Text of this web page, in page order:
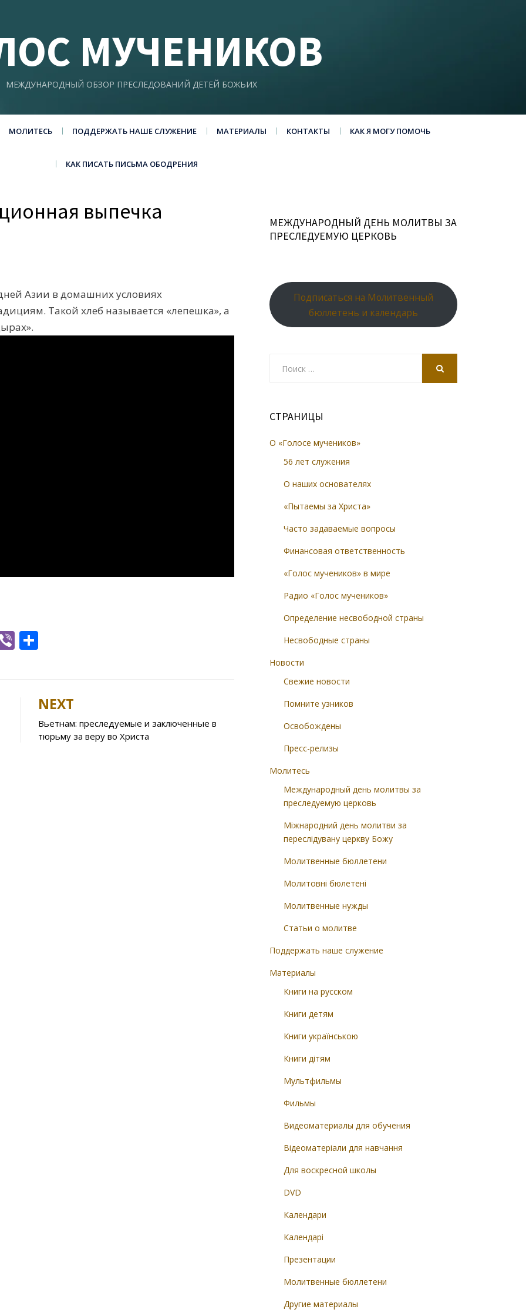
МУЧЕНИКОВ
МЕЖДУНАРОДНЫЙ ОБЗОР ПРЕСЛЕДОВАНИЙ ДЕТЕЙ БОЖЬИХ
МОЛИТЕСЬ ПОДДЕРЖАТЬ НАШЕ СЛУЖЕНИЕ МАТЕРИАЛЫ КОНТАКТЫ КАК Я МОГУ ПОМОЧЬ
КАК ПИСАТЬ ПИСЬМА ОБОДРЕНИЯ
выпечка
Азии в домашних условиях
Такой хлеб называется «лепешка», а
Vi
e
NEXT
Вьетнам: преследуемые и заключенные в
тюрьму за веру во Христа
МЕЖДУНАРОДНЫЙ ДЕНЬ МОЛИТВЫ ЗА
ПРЕСЛЕДУЕМУЮ ЦЕРКОВЬ
Подписаться на Молитвенный
бюллетень и календарь
СТРАНИЦЫ
О «Голосе мучеников»
56 лет служения
О наших основателях
«Пытаемы за Христа»
Часто задаваемые вопросы
Финансовая ответственность
«Голос мучеников» в мире
Радио «Голос мучеников»
Определение несвободной страны
Несвободные страны
Новости
Свежие новости
Помните узников
Освобождены
Пресс-релизы
Молитесь
Международный день молитвы за
преследуемую церковь
Міжнародний день молитви за
переслідувану церкву Божу
Молитвенные бюллетени
Молитовні бюлетені
Молитвенные нужды
Статьи о молитве
Поддержать наше служение
Материалы
Книги на русском
Книги детям
Книги українською
Книги дітям
Мультфильмы
Фильмы
Видеоматериалы для обучения
Відеоматеріали для навчання
Для воскресной школы
DVD
Календари
Календарі
Презентации
Молитвенные бюллетени
Другие материалы